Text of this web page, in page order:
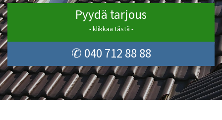
Pyydä tarjous
- klikkaa tästä -
✆ 040 712 88 88